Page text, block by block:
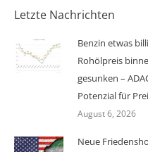
Letzte Nachrichten
Benzin etwas
Rohölpreis
gesunken –
Potenzial für
August 6, 2026
Neue